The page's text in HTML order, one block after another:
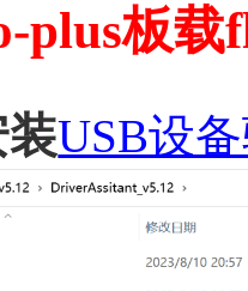
plus板载
装USB设